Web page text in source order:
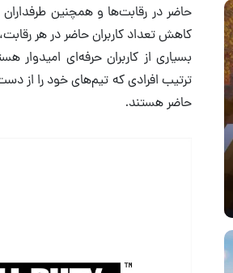
حاضر در رقابت‌ها و همچنین طرفداران
کاهش تعداد کاربران حاضر در هر
بسیاری از کاربران حرفه‌ای
حاضر هستند.